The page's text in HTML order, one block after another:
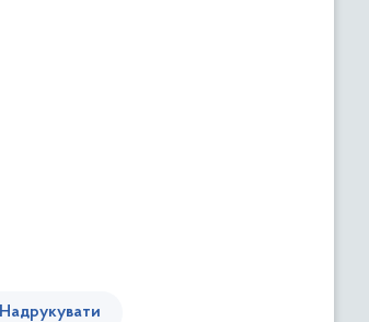
Надрукувати